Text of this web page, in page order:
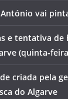
vai
e tentativa de
(quinta-
criada pela
do Algarve